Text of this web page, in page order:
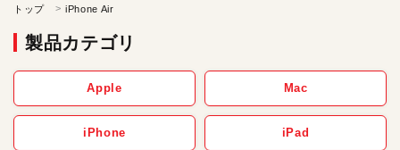
トップ iPhone Air
製品カテゴリ
Apple Mac
iPhone iPad